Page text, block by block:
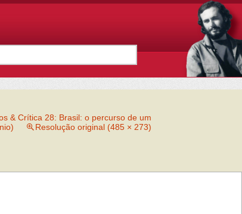
& Crítica 28: Brasil: o percurso de um
Resolução original (485 × 273)